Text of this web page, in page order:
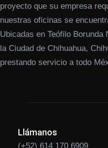
proyecto que su empresa
nuestras oficinas se
Ubicadas en Teófilo Borunda
la Ciudad de Chihuahua,
prestando servicio a todo
Llámanos
(+52) 614 170 6909